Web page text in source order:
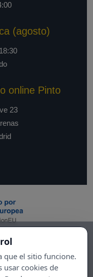
(agosto)
online Pinto
23
que el sitio funcione.
usar cookies de